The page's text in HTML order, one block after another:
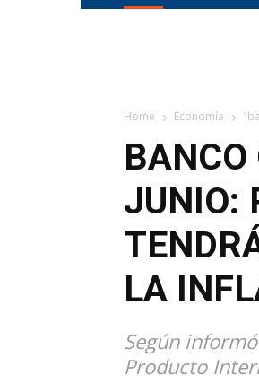
Home Economía
JUNIO:
LA
Según
Producto